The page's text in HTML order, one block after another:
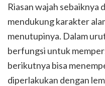
Riasan wajah sebaiknya
mendukung karakter
menutupinya. Dalam
berfungsi untuk
berikutnya bisa
diperlakukan dengan